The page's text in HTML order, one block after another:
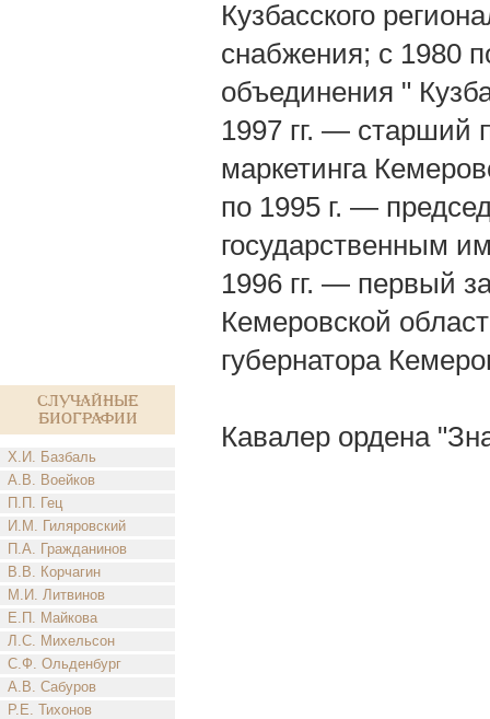
Случайные
биографии
Х.И. Базбаль
А.В. Воейков
П.П. Гец
И.М. Гиляровский
П.А. Гражданинов
В.В. Корчагин
М.И. Литвинов
Е.П. Майкова
Л.С. Михельсон
С.Ф. Ольденбург
А.В. Сабуров
Р.Е. Тихонов
Кузбасского
снабжения; с 1980
объединения "
1997 гг. — старший
маркетинга
по 1995 г. —
государственным
1996 гг. — первый
Кемеровской
губернатора
Кавалер ордена